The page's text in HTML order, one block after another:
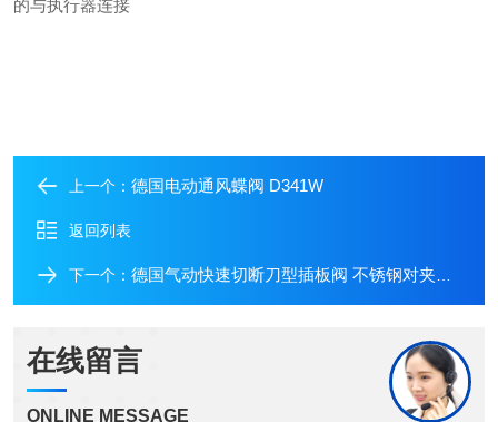
的与执行器连接
上一个： 德国电动通风蝶阀 D341W
返回列表
下一个： 德国气动快速切断刀型插板阀 不锈钢对夹放料阀
在线留言
ONLINE MESSAGE